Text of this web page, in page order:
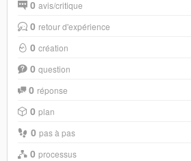
0 avis/critique
0 retour d'expérience
0 création
0 question
0 réponse
0 plan
0 pas à pas
0 processus